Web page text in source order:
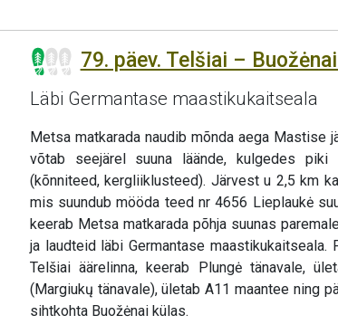
79. päev. Telšiai –
Läbi Germantase maastikukaitseala
Metsa matkarada naudib mõnda aega Mastise
võtab seejärel suuna läände, kulgedes
(kõnniteed, kergliiklusteed). Järvest u 2,5 km
mis suundub mööda teed nr 4656 Lieplaukė
keerab Metsa matkarada põhja suunas
ja laudteid läbi Germantase
Telšiai äärelinna, keerab Plungė tänavale,
(Margiukų tänavale), ületab A11 maantee ning
sihtkohta Buožėnai külas.